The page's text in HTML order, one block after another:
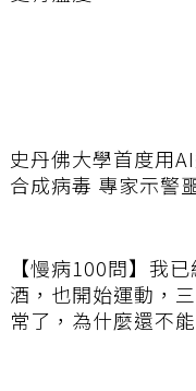
史丹佛大學首度用
合成病毒 專家示警
【慢病100問】我
酒，也開始運動，
常了，為什麼還不